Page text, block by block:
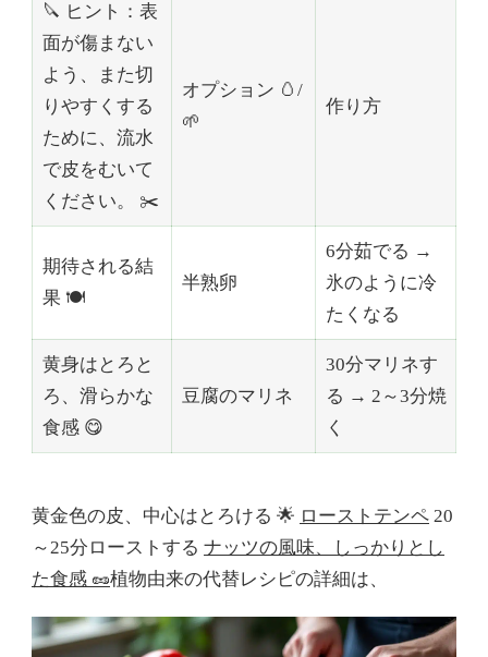
🔪 ヒント：表
面が傷まない
よう、また切
りやすくする
ために、流水
で皮をむいて
ください。 ✂️
オプション 🥚/
🌱
作り方
期待される結
果 🍽️
半熟卵
6分茹でる →
氷のように冷
たくなる
黄身はとろと
ろ、滑らかな
食感 😋
豆腐のマリネ
30分マリネす
る → 2～3分焼
く
黄金色の皮、中心はとろける 🌟 ローストテンペ 20
～25分ローストする ナッツの風味、しっかりとし
た食感 🥜植物由来の代替レシピの詳細は、